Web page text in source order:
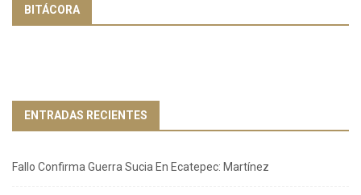
BITÁCORA
ENTRADAS RECIENTES
Fallo Confirma Guerra Sucia En Ecatepec: Martínez